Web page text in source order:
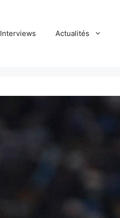
Interviews Actualités